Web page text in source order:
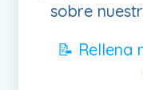
sobre
📝 Rellena